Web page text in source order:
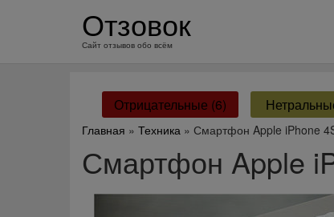
Отзовок
Сайт отзывов обо всём
Отрицательные (6)
Главная » Техника » Смартфон Apple iPhone
Смартфон Apple